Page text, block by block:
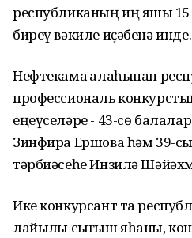
республиканың иң яҡшы
биреү вәкиле иҫәбенә инде.
Нефтекама ҡалаһынан
профессиональ
еңеүселәре - 43-сө
Зинфира Ершова һәм 39-
тәрбиәсеһе Инзилә
Ике конкурсант та
лайыҡлы сығыш яһаны,